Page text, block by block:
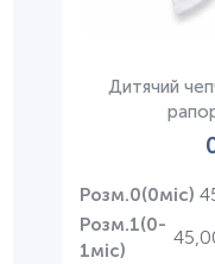
Дитячий
Розм.0(0міс)
Розм.1(0-
1міс)